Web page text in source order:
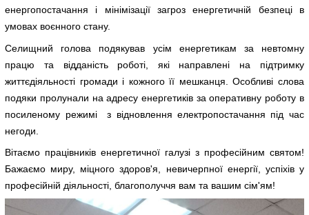
енергопостачання і мінімізації загроз енергетичній безпеці в
умовах воєнного стану.
Селищний голова подякував усім енергетикам за невтомну
працю та відданість роботі, які направлені на підтримку
життєдіяльності громади і кожного її мешканця. Особливі слова
подяки пролунали на адресу енергетиків за оперативну роботу в
посиленому режимі з відновлення електропостачання під час
негоди.
Вітаємо працівників енергетичної галузі з професійним святом!
Бажаємо миру, міцного здоров'я, невичерпної енергії, успіхів у
професійній діяльності, благополуччя вам та вашим сім'ям!